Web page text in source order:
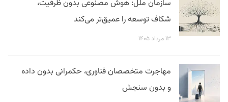
سازمان ملل: هوش مصنوعی بدون ظرفیت،
شکاف توسعه را عمیق‌تر می‌کند
۱۳ مرداد ۱۴۰۵
مهاجرت متخصصان فناوری، حکمرانی بدون داده
و بدون سنجش